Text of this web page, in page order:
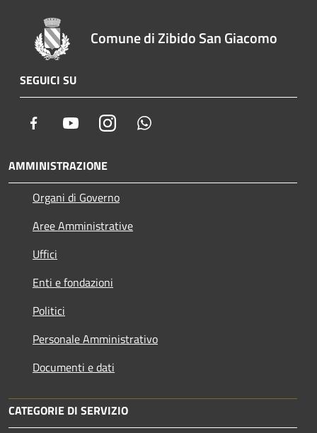
Comune di Zibido San Giacomo
SEGUICI SU
Facebook YoutubeInstagram
AMMINISTRAZIONE
Organi di Governo
Aree Amministrative
Uffici
Enti e fondazioni
Politici
Personale Amministrativo
Documenti e dati
CATEGORIE DI SERVIZIO